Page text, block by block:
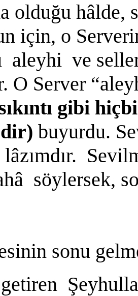
olduğu
için, o
aleyhi ve
O Server
gibi
buyurdu.
lâzımdır.
söylersek,
sonu